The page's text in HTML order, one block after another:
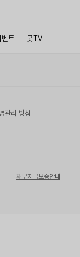
벤트 굿TV
관리 방침
채무지급보증안내